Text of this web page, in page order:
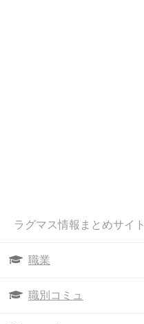
ラグマス情報まとめサイト
職業
職別コミュ